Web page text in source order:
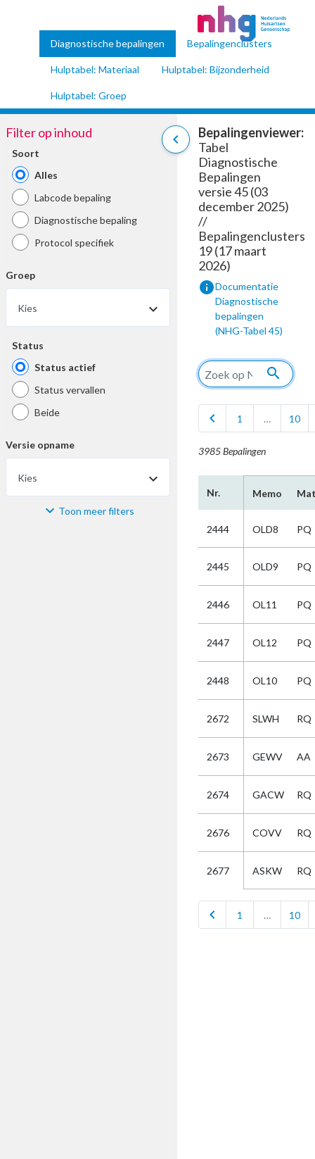
Diagnostische bepalingen Bepalingenclusters
Hulptabel: Materiaal Hulptabel: Bijzonderheid
Hulptabel: Groep
chevron_left
Filter op inhoud
Soort
Alles
Labcode bepaling
Diagnostische bepaling
Protocol specifiek
Groep
Kies
Status
Status actief
Status vervallen
Beide
Versie opname
Kies
Materiaal Toon meer filters
Bepalingenviewer:
Tabel
Diagnostische
Bepalingen
versie 45 (03
december 2025)
//
Bepalingenclusters
19 (17 maart
2026)
infoDocumentatie
Diagnostische
bepalingen
(NHG-Tabel 45)
search
chevron_left 1 … 10
3985 Bepalingen
Nr. Memo
2444 OLD8 PQ
2445 OLD9 PQ
2446 OL11 PQ
2447 OL12 PQ
2448 OL10 PQ
2672 SLWH RQ
2673 GEWV AA
2674 GACW RQ
2676 COVV RQ
2677 ASKW RQ
chevron_left 1 … 10